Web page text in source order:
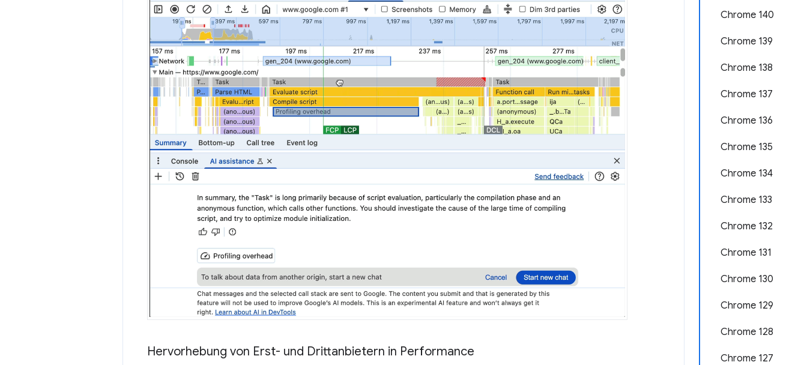
Chrome 140
Chrome 139
Chrome 138
Chrome 137
Chrome 136
Chrome 135
Chrome 134
Chrome 133
Chrome 132
Chrome 131
Chrome 130
Chrome 129
Chrome 128
Chrome 127
Hervorhebung von Erst- und Drittanbietern in Performance